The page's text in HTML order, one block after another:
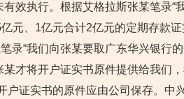
效执行。根据艾格拉斯张某笔录“
元、1亿元合计2亿元的定期存款
录“我们向张某要取广东华兴银行
才将开户证实书原件提供给我们
户证实书的原件应由公司保存。中